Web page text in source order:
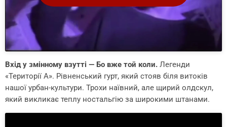
Вхід у змінному взутті — Бо вже той коли. Легенди
«Території А». Рівненський гурт, який стояв біля витоків
нашої урбан-культури. Трохи наївний, але щирий олдскул,
який викликає теплу ностальгію за широкими штанами.